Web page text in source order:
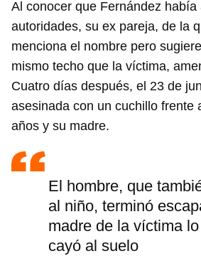
Al conocer que Fernández había
autoridades, su ex pareja, de la
menciona el nombre pero
mismo techo que la víctima,
Cuatro días después, el 23 de
asesinada con un cuchillo frente
años y su madre.
El hombre, que
al niño, terminó
madre de la víctima
cayó al suelo